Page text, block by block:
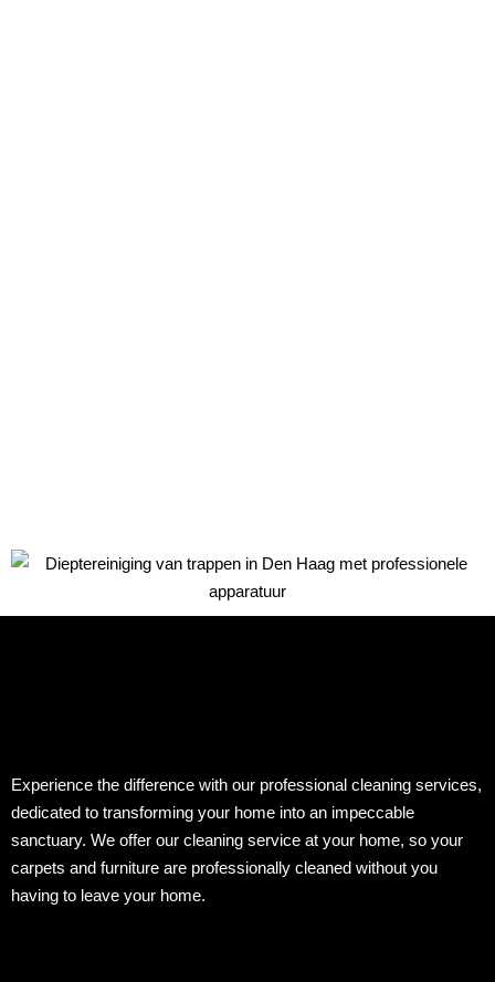
Experience the difference with our professional cleaning services,
dedicated to transforming your home into an impeccable
sanctuary. We offer our cleaning service at your home, so your
carpets and furniture are professionally cleaned without you
having to leave your home.